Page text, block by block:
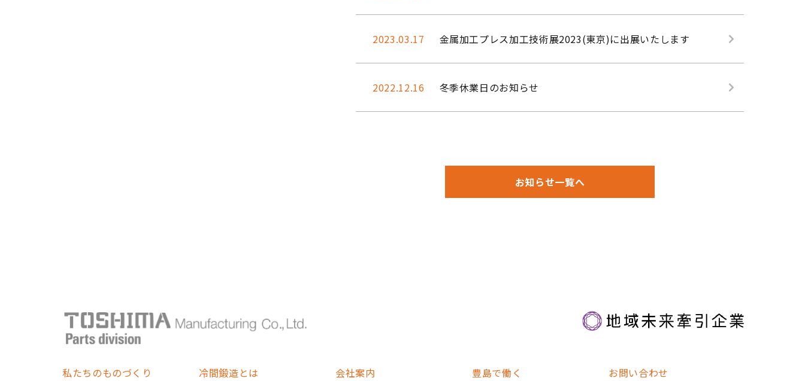
2023.03.17 金属加工プレス加工技術展2023(東京)に出展いたします
2022.12.16 冬季休業日のお知らせ
お知らせ一覧へ
私たちのものづくり 冷間鍛造とは 会社案内 豊島で働く お問い合わせ